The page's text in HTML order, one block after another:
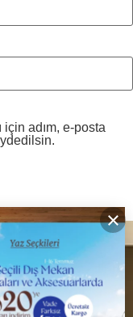
×
için adım, e-posta